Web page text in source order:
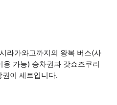
라가와고까지의 왕복 버스(사
가능) 승차권과 갓쇼즈쿠리
이 세트입니다.